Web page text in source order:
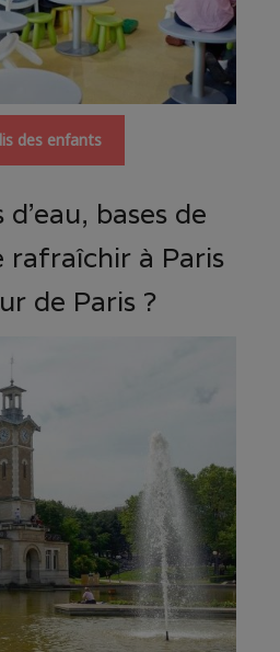
des enfants
bases de
rafraîchir à Paris
de Paris ?